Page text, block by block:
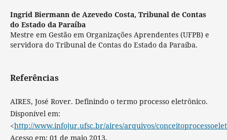
Ingrid Biermann de Azevedo Costa, Tribunal de Contas
do Estado da Paraíba
Mestre em Gestão em Organizações Aprendentes (UFPB) e
servidora do Tribunal de Contas do Estado da Paraíba.
Referências
AIRES, José Rover. Definindo o termo processo eletrônico.
Disponível em:
<http://www.infojur.ufsc.br/aires/arquivos/
Acesso em: 01 de maio 2013.